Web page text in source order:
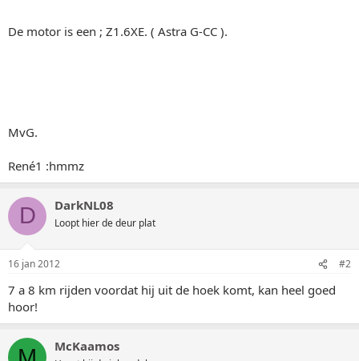
De motor is een ; Z1.6XE. ( Astra G-CC ).
MvG.
René1 :hmmz
D DarkNL08
Loopt hier de deur plat
16 jan 2012 #2
7 a 8 km rijden voordat hij uit de hoek komt, kan heel goed
hoor!
McKaamos